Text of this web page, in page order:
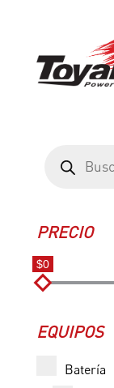
productos
PRECIO
$0
EQUIPOS
Batería